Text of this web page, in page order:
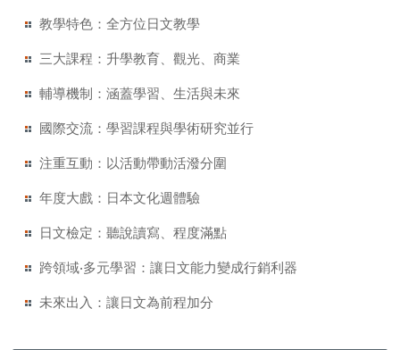
教學特色：全方位日文教學
三大課程：升學教育、觀光、商業
輔導機制：涵蓋學習、生活與未來
國際交流：學習課程與學術研究並行
注重互動：以活動帶動活潑分圍
年度大戲：日本文化週體驗
日文檢定：聽說讀寫、程度滿點
跨領域‧多元學習：讓日文能力變成行銷利器
未來出入：讓日文為前程加分